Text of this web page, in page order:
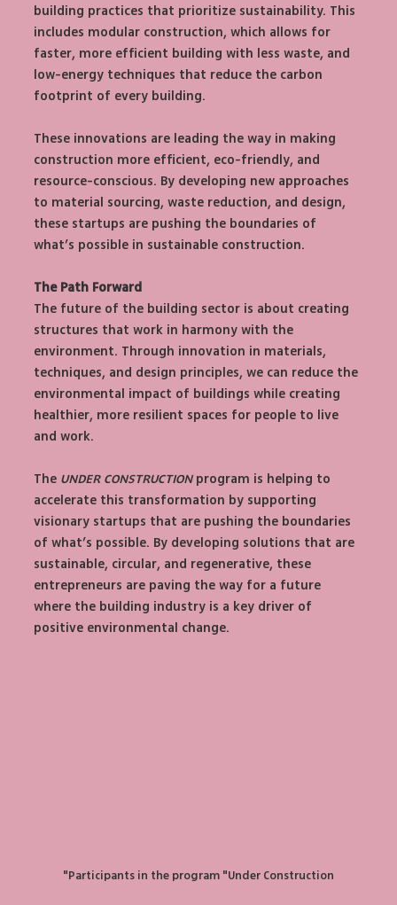
building practices that prioritize sustainability. This
includes modular construction, which allows for
faster, more efficient building with less waste, and
low-energy techniques that reduce the carbon
footprint of every building.
These innovations are leading the way in making
construction more efficient, eco-friendly, and
resource-conscious. By developing new approaches
to material sourcing, waste reduction, and design,
these startups are pushing the boundaries of
what’s possible in sustainable construction.
The Path Forward
The future of the building sector is about creating
structures that work in harmony with the
environment. Through innovation in materials,
techniques, and design principles, we can reduce the
environmental impact of buildings while creating
healthier, more resilient spaces for people to live
and work.
The UNDER CONSTRUCTION program is helping to
accelerate this transformation by supporting
visionary startups that are pushing the boundaries
of what’s possible. By developing solutions that are
sustainable, circular, and regenerative, these
entrepreneurs are paving the way for a future
where the building industry is a key driver of
positive environmental change.
Participants in the program "Under Construction"